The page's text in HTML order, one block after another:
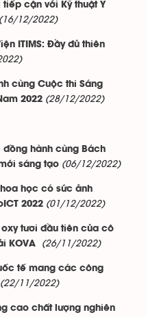
cận với Kỹ thuật Y
(16/12/2022)
ITIMS: Đầy đủ thiên
cùng Cuộc thi Sáng
2022 (28/12/2022)
đồng hành cùng Bách
sáng tạo (06/12/2022)
học có sức ảnh
2022 (01/12/2022)
tươi đầu tiên của cô
KOVA
(26/11/2022)
tế mang các công
(22/11/2022)
cao chất lượng nghiên